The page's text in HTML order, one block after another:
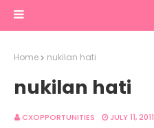
Home nukilan hati
nukilan hati
CXOPPORTUNITIES JULY 11, 2011